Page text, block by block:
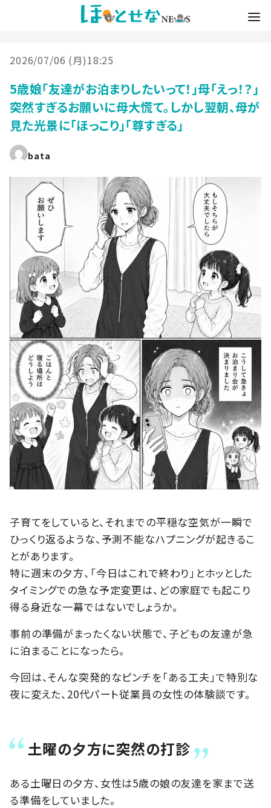
2026/07/06 (月)18:25
5歳娘「友達がお泊まりしたいって！」母「えっ！？」
突然すぎるお願いに母大慌て。しかし翌朝、母が
見た光景に「ほっこり」「尊すぎる」
bata
子育てをしていると、それまでの平穏な空気が一瞬で
ひっくり返るような、予測不能なハプニングが起きるこ
とがあります。
特に週末の夕方、「今日はこれで終わり」とホッとした
タイミングでの急な予定変更は、どの家庭でも起こり
得る身近な一幕ではないでしょうか。
事前の準備がまったくない状態で、子どもの友達が急
に泊まることになったら。
今回は、そんな突発的なピンチを「ある工夫」で特別な
夜に変えた、20代パート従業員の女性の体験談です。
土曜の夕方に突然の打診
ある土曜日の夕方、女性は5歳の娘の友達を家まで送
る準備をしていました。